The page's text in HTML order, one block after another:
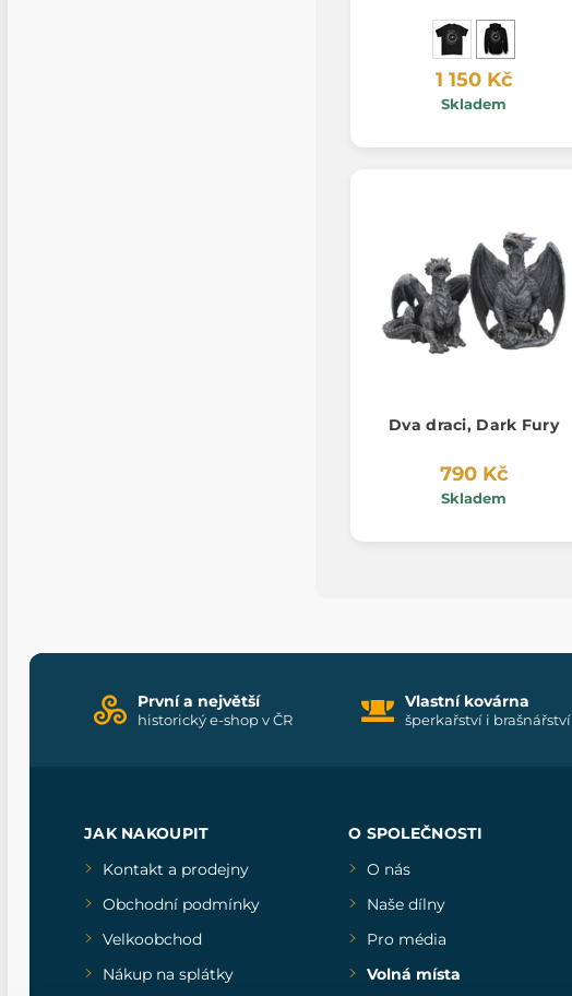
1 150 Kč
Skladem
Dva draci, Dark Fury
790 Kč
Skladem
První a největší
historický e-shop v ČR
Vlastní kovárna
šperkařství i brašnářství
JAK NAKOUPIT
Kontakt a prodejny
Obchodní podmínky
Velkoobchod
Nákup na splátky
O SPOLEČNOSTI
O nás
Naše dílny
Pro média
Volná místa